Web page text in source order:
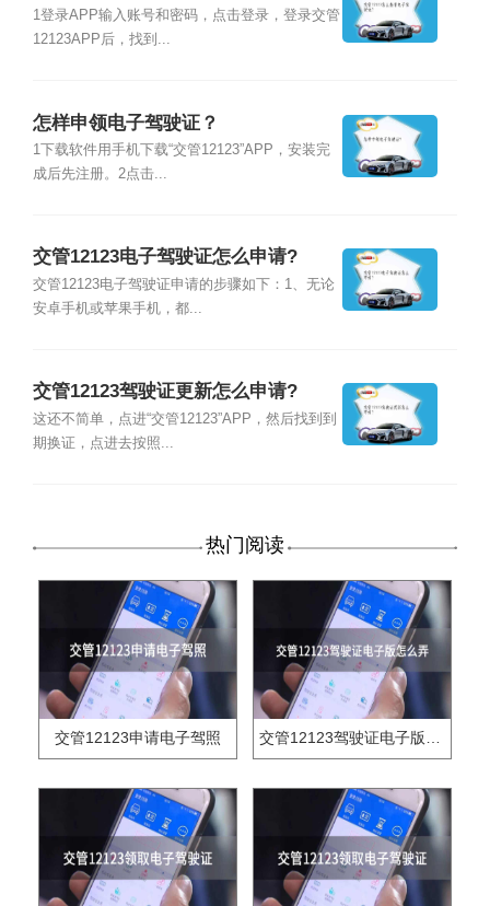
1登录APP输入账号和密码，点击登录，登录交管
12123APP后，找到...
怎样申领电子驾驶证？
1下载软件用手机下载“交管12123”APP，安装完
成后先注册。2点击...
交管12123电子驾驶证怎么申请?
交管12123电子驾驶证申请的步骤如下：1、无论
安卓手机或苹果手机，都...
交管12123驾驶证更新怎么申请?
这还不简单，点进“交管12123”APP，然后找到到
期换证，点进去按照...
热门阅读
交管12123申请电子驾照